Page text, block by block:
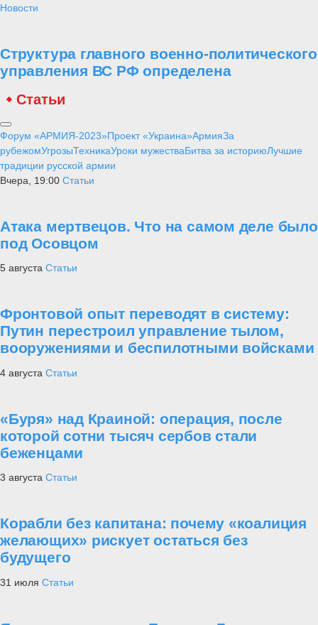
Новости
Структура главного военно-политического
управления ВС РФ определена
Статьи
Форум «АРМИЯ-2023»Проект «Украина»АрмияЗа
рубежомУгрозыТехникаУроки мужестваБитва за историюЛучшие
традиции русской армии
Вчера, 19:00 Статьи
Атака мертвецов. Что на самом деле было
под Осовцом
5 августа Статьи
Фронтовой опыт переводят в систему:
Путин перестроил управление тылом,
вооружениями и беспилотными войсками
4 августа Статьи
«Буря» над Краиной: операция, после
которой сотни тысяч сербов стали
беженцами
3 августа Статьи
Корабли без капитана: почему «коалиция
желающих» рискует остаться без
будущего
31 июля Статьи